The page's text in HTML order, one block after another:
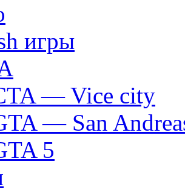
игры
— Vice city
— San
5